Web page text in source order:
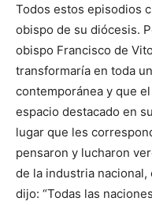
Todos estos episodios
obispo de su diócesis.
obispo Francisco de
transformaría en toda
contemporánea y que
espacio destacado en
lugar que les
pensaron y lucharon
de la industria
dijo: “Todas las